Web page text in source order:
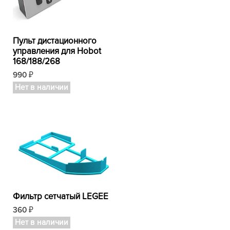
Пульт дистационного
управления для Hobot
168/188/268
990 ₽
Нет в наличии
Фильтр сетчатый LEGEE
360 ₽
Нет в наличии